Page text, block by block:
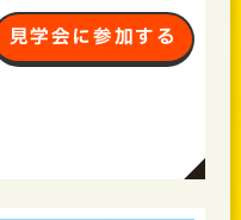
見学会に参加する